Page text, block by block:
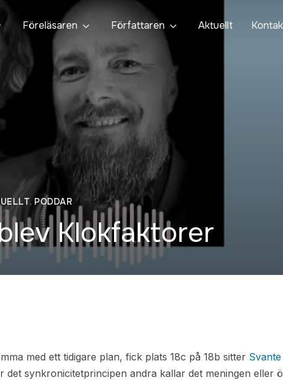
Föreläsaren Författaren Aktuellt
,PODDAR
Klokfaktorer
med ett tidigare plan, fick plats 18c på 18b sitter
synkronicitetprincipen andra kallar det meningen eller